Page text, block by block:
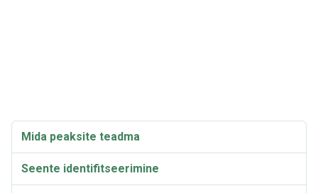
Mida peaksite teadma
Seente identifitseerimine